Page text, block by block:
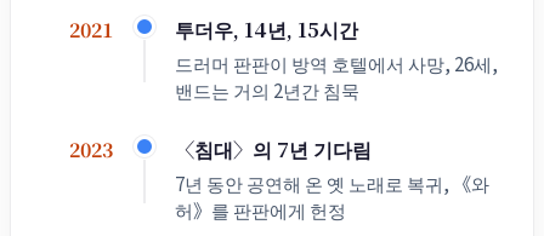
2021 투더우, 14년, 15시간
드러머 판판이 방역 호텔에서 사망, 26세,
밴드는 거의 2년간 침묵
2023 〈침대〉의 7년 기다림
7년 동안 공연해 온 옛 노래로 복귀, 《와
허》를 판판에게 헌정